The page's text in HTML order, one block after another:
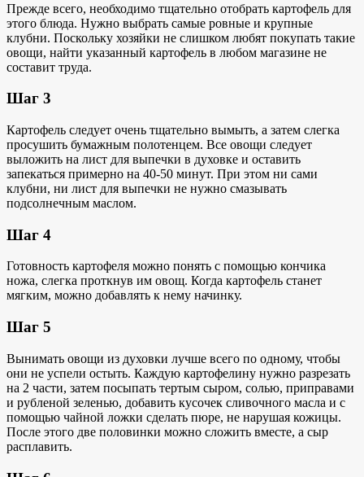
Прежде всего, необходимо тщательно отобрать картофель для
этого блюда. Нужно выбрать самые ровные и крупные
клубни. Поскольку хозяйки не слишком любят покупать такие
овощи, найти указанный картофель в любом магазине не
составит труда.
Шаг 3
Картофель следует очень тщательно вымыть, а затем слегка
просушить бумажным полотенцем. Все овощи следует
выложить на лист для выпечки в духовке и оставить
запекаться примерно на 40-50 минут. При этом ни сами
клубни, ни лист для выпечки не нужно смазывать
подсолнечным маслом.
Шаг 4
Готовность картофеля можно понять с помощью кончика
ножа, слегка проткнув им овощ. Когда картофель станет
мягким, можно добавлять к нему начинку.
Шаг 5
Вынимать овощи из духовки лучше всего по одному, чтобы
они не успели остыть. Каждую картофелину нужно разрезать
на 2 части, затем посыпать тертым сыром, солью, приправами
и рубленой зеленью, добавить кусочек сливочного масла и с
помощью чайной ложки сделать пюре, не нарушая кожицы.
После этого две половинки можно сложить вместе, а сыр
расплавить.